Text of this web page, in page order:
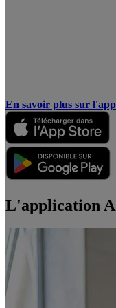
En savoir plus sur
L'application